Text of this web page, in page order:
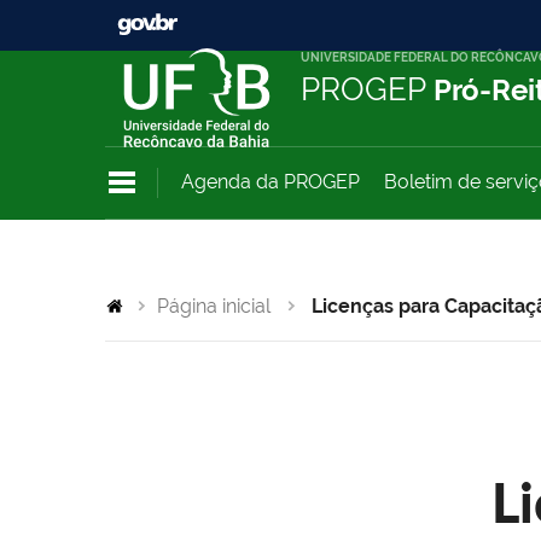
UNIVERSIDADE FEDERAL DO
PROGEP Pró-
Agenda da PROGEP Boletim de
Página inicial Licenças para